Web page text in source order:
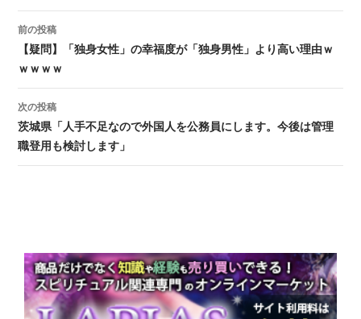
投稿ナビゲーション
前の投稿
【疑問】「独身女性」の幸福度が「独身男性」より高い理由ｗ
ｗｗｗｗ
次の投稿
茨城県「人手不足なので外国人を公務員にします。今後は管理
職登用も検討します」